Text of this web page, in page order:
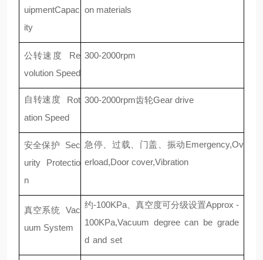
uipmentCapac
ity
on materials
公转速度
Re
volution Speed
300-2000rpm
自转速度
Rot
ation Speed
300-2000rpm齿轮Gear drive
安全保护
Sec
urity
Protectio
n
急停、过载、门盖、振动Emergency,Ov
erload,Door cover,Vibration
真空系统
Vac
uum System
约-100KPa、真空度可分级设置Approx -
100KPa,Vacuum degree can be grade
d and set